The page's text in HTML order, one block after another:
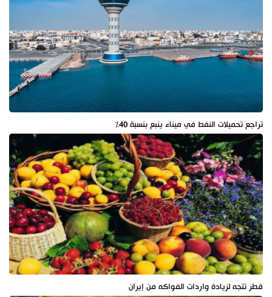
تراجع تحميلات النفط في ميناء ينبع بنسبة 40%
قطر تتجه لزيادة واردات الفواكه من إيران